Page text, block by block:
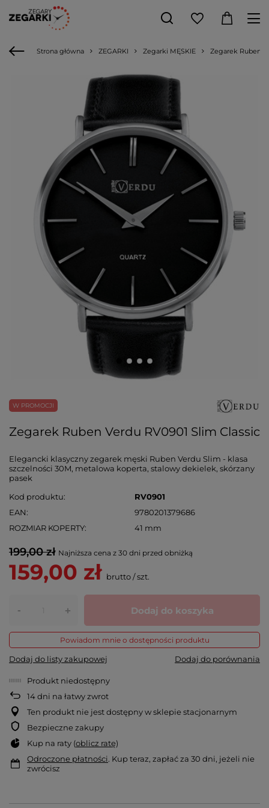
Strona główna ZEGARKI Zegarki MĘSKIE Zegarek Ruben
W PROMOCJI
Zegarek Ruben Verdu RV0901 Slim Classic
Elegancki klasyczny zegarek męski Ruben Verdu Slim - klasa
szczelności 30M, metalowa koperta, stalowy dekielek, skórzany
pasek
Kod produktu
RV0901
EAN
9780201379686
ROZMIAR KOPERTY
41 mm
199,00 zł Najniższa cena z 30 dni przed obniżką
159,00 zł brutto/szt.
- + Dodaj do koszyka
Powiadom mnie o dostępności produktu
Dodaj do listy zakupowej Dodaj do porównania
Produkt niedostępny
14dni na łatwy zwrot
Ten produkt nie jest dostępny w sklepie stacjonarnym
Bezpieczne zakupy
Kup na raty (oblicz ratę)
Odroczone płatności. Kup teraz, zapłać za 30 dni, jeżeli nie
zwrócisz